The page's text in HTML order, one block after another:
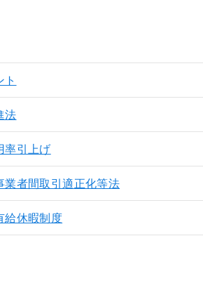
法
率引上げ
業者間取引適正化等法
給休暇制度